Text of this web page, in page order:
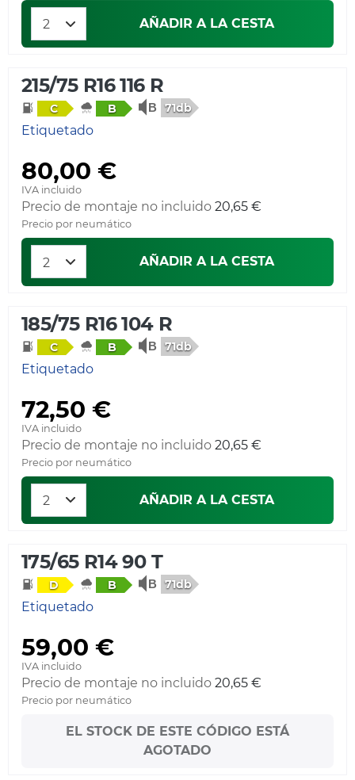
AÑADIR A LA CESTA
215/75 R16 116 R
C B 71db
Etiquetado
80,00 €
IVA incluido
Precio de montaje no incluido 20,65 €
Precio por neumático
AÑADIR A LA CESTA
185/75 R16 104 R
C B 71db
Etiquetado
72,50 €
IVA incluido
Precio de montaje no incluido 20,65 €
Precio por neumático
AÑADIR A LA CESTA
175/65 R14 90 T
D B 71db
Etiquetado
59,00 €
IVA incluido
Precio de montaje no incluido 20,65 €
Precio por neumático
EL STOCK DE ESTE CÓDIGO ESTÁ
AGOTADO